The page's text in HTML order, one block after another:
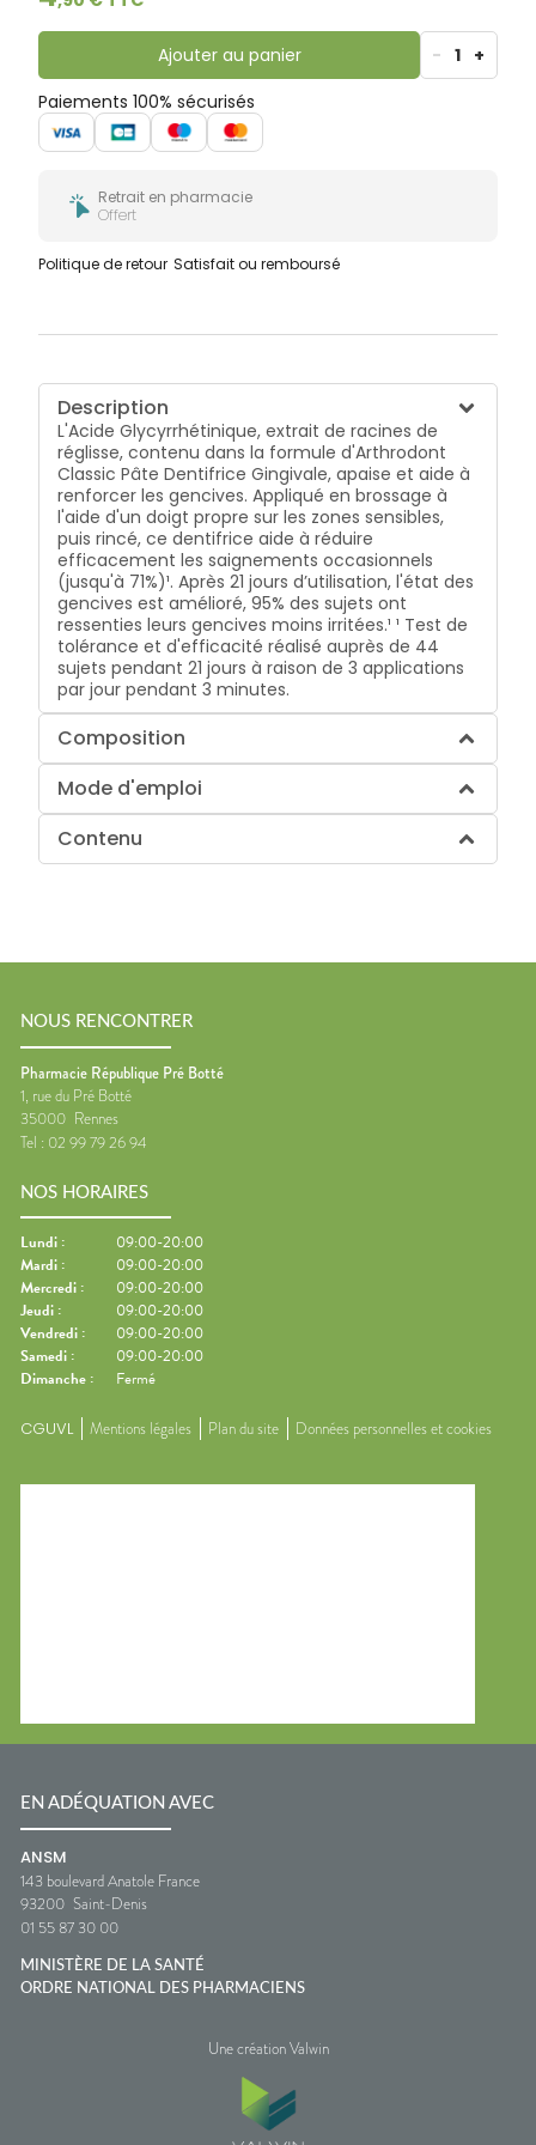
irritées.¹ ¹ Test de tolérance et d'efficacité réalisé
auprès de 44 sujets pendant 21 jours à raison de 3
applications par jour pendant 3 minutes.
Ajouter au panier - 1 +
Paiements 100% sécurisés
Retrait en pharmacie
Offert
Politique de retour Satisfait ou remboursé
Description
L'Acide Glycyrrhétinique, extrait de racines de
réglisse, contenu dans la formule d'Arthrodont
Classic Pâte Dentifrice Gingivale, apaise et aide à
renforcer les gencives. Appliqué en brossage à
l'aide d'un doigt propre sur les zones sensibles,
puis rincé, ce dentifrice aide à réduire
efficacement les saignements occasionnels
(jusqu'à 71%)¹. Après 21 jours d’utilisation, l'état des
gencives est amélioré, 95% des sujets ont
ressenties leurs gencives moins irritées.¹ ¹ Test de
tolérance et d'efficacité réalisé auprès de 44
sujets pendant 21 jours à raison de 3 applications
par jour pendant 3 minutes.
Composition
Mode d'emploi
Contenu
NOUS RENCONTRER
Pharmacie République Pré Botté
1, rue du Pré Botté
35000 Rennes
Tel : 02 99 79 26 94
NOS HORAIRES
Lundi :
09:00-20:00
Mardi :
09:00-20:00
Mercredi :
09:00-20:00
Jeudi :
09:00-20:00
Vendredi :
09:00-20:00
Samedi :
09:00-20:00
Dimanche : Fermé
CGUVL Mentions légales Plan du site Données personnelles et cookies
EN ADÉQUATION AVEC
ANSM
143 boulevard Anatole France
93200 Saint-Denis
01 55 87 30 00
MINISTÈRE DE LA SANTÉ
ORDRE NATIONAL DES PHARMACIENS
Une création Valwin